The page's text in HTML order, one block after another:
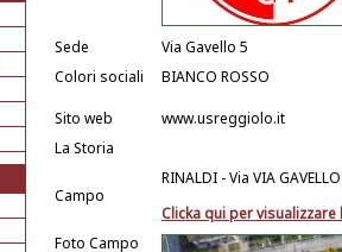
Sede
Via Gavello 5
Colori sociali
BIANCO ROSSO
Sito web
www.usreggiolo.it
La Storia
Campo
RINALDI - Via VIA
Clicka qui per
Foto Campo